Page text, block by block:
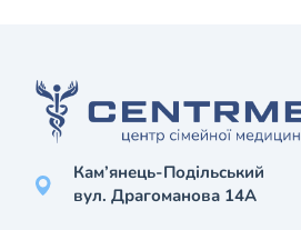
Кам’янець-Подільський
вул. Драгоманова 14А